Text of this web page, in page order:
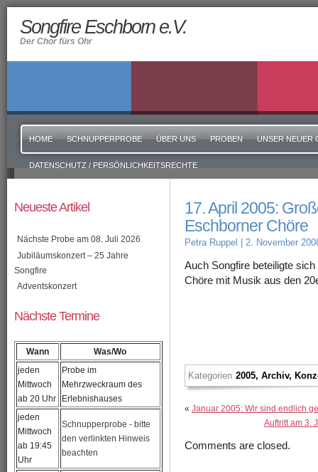
Songfire Eschborn e.V.
Der Chor fürs Ohr
HOME SCHNUPPERPROBE ÜBER UNS PROBEN UNSER NEUER
DATENSCHUTZ / PERSÖNLICHKEITSRECHTE
17. April 2005:
Eschborner Chöre
Petra Ruppel | 2. November
Auch Songfire beteiligte
Chöre mit Musik aus den
Kategorien 2005,Archiv,
« Januar 2005: Wir sind endlich
Auftritt am 3.
Comments are closed.
Neueste Artikel
Nächste Probe am 08. Juli 2026
Jubiläumskonzert – 25 Jahre
Songfire
Adventskonzert
Nächste Termine
Wann
Was/Wo
jeden
Mittwoch
ab 20 Uhr
Probe im
Mehrzweckraum des
Erlebnishauses
jeden
Mittwoch
ab 19:45
Uhr
Schnupperprobe - bitte
den verlinkten Hinweis
beachten